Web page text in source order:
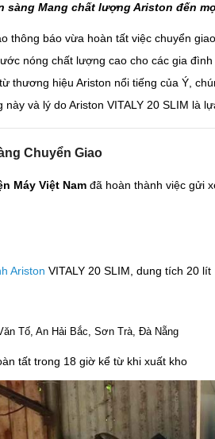
sàng Mang chất lượng Ariston đến
thông báo vừa hoàn tất việc chuyển
nóng chất lượng cao cho các gia
thương hiệu Ariston nổi tiếng của Ý,
này và lý do Ariston VITALY 20 SLIM là
Chuyển Giao
Máy Việt Namđã hoàn thành việc gửi
Ariston VITALY 20 SLIM, dung tích 20 lít
Tố, An Hải Bắc, Sơn Trà, Đà Nẵng
tất trong 18 giờ kể từ khi xuất kho